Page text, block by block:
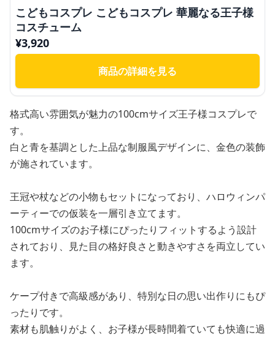
こどもコスプレ こどもコスプレ 華麗なる王子様
コスチューム
¥3,920
商品の詳細を見る
格式高い雰囲気が魅力の100cmサイズ王子様コスプレで
す。
白と青を基調とした上品な制服風デザインに、金色の装飾
が施されています。
王冠や杖などの小物もセットになっており、ハロウィンパ
ーティーでの仮装を一層引き立てます。
100cmサイズのお子様にぴったりフィットするよう設計
されており、見た目の格好良さと動きやすさを両立してい
ます。
ケープ付きで高級感があり、特別な日の思い出作りにもぴ
ったりです。
素材も肌触りがよく、お子様が長時間着ていても快適に過